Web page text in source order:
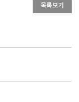
목록보기